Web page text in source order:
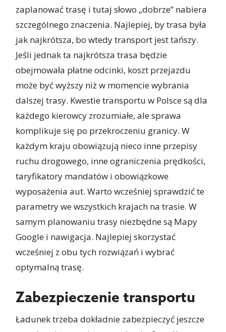
zaplanować trasę i tutaj słowo „dobrze” nabiera
szczególnego znaczenia. Najlepiej, by trasa była
jak najkrótsza, bo wtedy transport jest tańszy.
Jeśli jednak ta najkrótsza trasa będzie
obejmowała płatne odcinki, koszt przejazdu
może być wyższy niż w momencie wybrania
dalszej trasy. Kwestie transportu w Polsce są dla
każdego kierowcy zrozumiałe, ale sprawa
komplikuje się po przekroczeniu granicy. W
każdym kraju obowiązują nieco inne przepisy
ruchu drogowego, inne ograniczenia prędkości,
taryfikatory mandatów i obowiązkowe
wyposażenia aut. Warto wcześniej sprawdzić te
parametry we wszystkich krajach na trasie. W
samym planowaniu trasy niezbędne są Mapy
Google i nawigacja. Najlepiej skorzystać
wcześniej z obu tych rozwiązań i wybrać
optymalną trasę.
Zabezpieczenie transportu
Ładunek trzeba dokładnie zabezpieczyć jeszcze